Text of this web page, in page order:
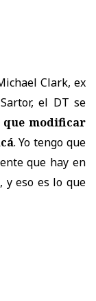
Clark, ex
el DT se
que modificar
. Yo tengo que
que hay en
y eso es lo que